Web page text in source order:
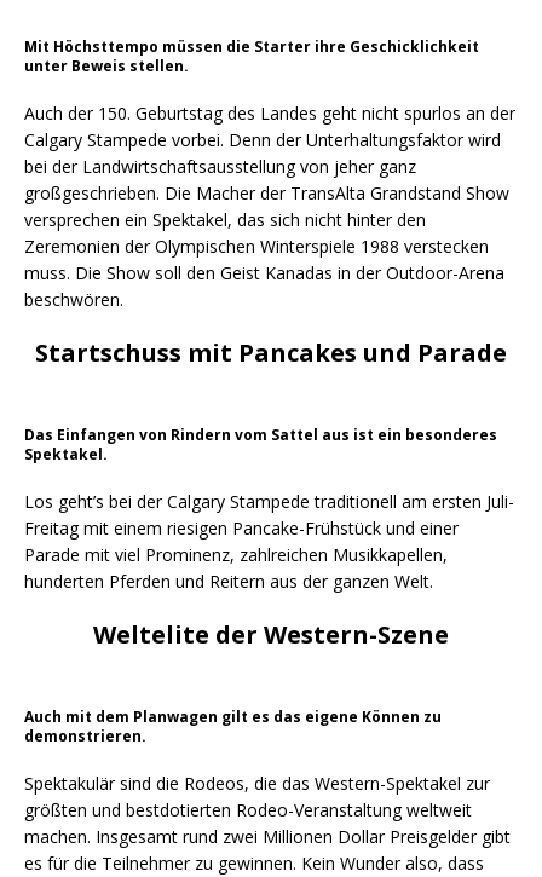
Mit Höchsttempo müssen die Starter ihre Geschicklichkeit
unter Beweis stellen.
Auch der 150. Geburtstag des Landes geht nicht spurlos an der
Calgary Stampede vorbei. Denn der Unterhaltungsfaktor wird
bei der Landwirtschaftsausstellung von jeher ganz
großgeschrieben. Die Macher der TransAlta Grandstand Show
versprechen ein Spektakel, das sich nicht hinter den
Zeremonien der Olympischen Winterspiele 1988 verstecken
muss. Die Show soll den Geist Kanadas in der Outdoor-Arena
beschwören.
Startschuss mit Pancakes und Parade
Das Einfangen von Rindern vom Sattel aus ist ein besonderes
Spektakel.
Los geht’s bei der Calgary Stampede traditionell am ersten Juli-
Freitag mit einem riesigen Pancake-Frühstück und einer
Parade mit viel Prominenz, zahlreichen Musikkapellen,
hunderten Pferden und Reitern aus der ganzen Welt.
Weltelite der Western-Szene
Auch mit dem Planwagen gilt es das eigene Können zu
demonstrieren.
Spektakulär sind die Rodeos, die das Western-Spektakel zur
größten und bestdotierten Rodeo-Veranstaltung weltweit
machen. Insgesamt rund zwei Millionen Dollar Preisgelder gibt
es für die Teilnehmer zu gewinnen. Kein Wunder also, dass